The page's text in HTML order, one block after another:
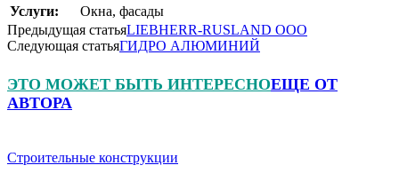
Услуги:
Окна, фасады
Предыдущая статьяLIEBHERR-RUSLAND ООО
Следующая статьяГИДРО АЛЮМИНИЙ
ЭТО МОЖЕТ БЫТЬ ИНТЕРЕСНОЕЩЕ ОТ
АВТОРА
Строительные конструкции